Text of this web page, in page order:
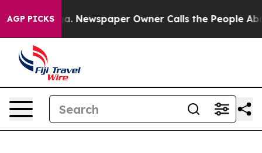
AGP PICKSNewspaper Owner Calls the People Abruptly